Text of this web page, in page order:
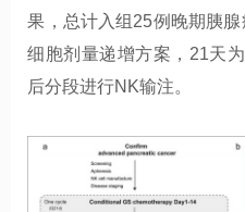
果，总计入组25例晚期胰
细胞剂量递增方案，21天
后分段进行NK输注。